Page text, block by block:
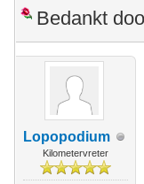
Bedankt
Lopopodium
Kilometervreter